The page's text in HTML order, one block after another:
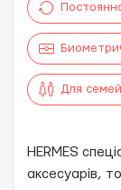
Для
HERMES
аксесуарів,